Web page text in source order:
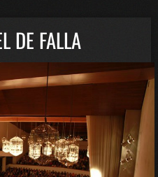
DE FALLA